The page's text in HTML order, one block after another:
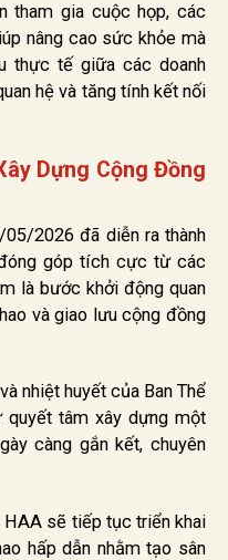
tham gia cuộc họp, các
nâng cao sức khỏe mà
thực tế giữa các doanh
hệ và tăng tính kết nối
Dựng Cộng Đồng
05/2026 đã diễn ra thành
góp tích cực từ các
là bước khởi động quan
và giao lưu cộng đồng
nhiệt huyết của Ban Thể
tâm xây dựng một
càng gắn kết, chuyên
HAA sẽ tiếp tục triển khai
hấp dẫn nhằm tạo sân